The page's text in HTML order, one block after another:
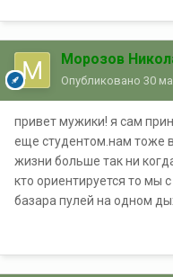
Морозов
Опубликовано 30
привет мужики! я сам
еще студентом.нам тоже
жизни больше так ни
кто ориентируется то мы
базара пулей на одном